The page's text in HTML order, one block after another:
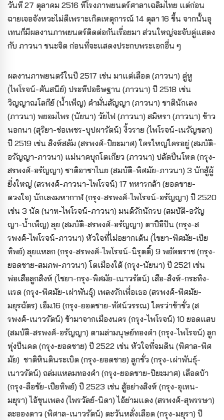
วันที่ 27 ตุลาคม 2516 ที่โรงภาพยนตร์ศาลาเฉลิมไทย แต่ก่อน
ฉายเจอจังหวะไม่ดีเพราะเกิดเหตุการณ์ 14 ตุลา 16 ขึ้น จากนั้นอุ
เทนก็มีผลงานภาพยนตร์ติดต่อกันเรื่อยมา ส่วนใหญ่จะจับคู่แสดง
กับ ภาวนา ชนะจิต ก่อนที่จะแสดงประกบพระเอกอื่น ๆ
ผลงานภาพยนตร์ในปี 2517 เช่น มาแต่เลือด (ภาวนา) คู่หู
(ไพโรจน์-ศันสนีย์) ประทีปอธิษฐาน (ภาวนา) ปี 2518 เช่น
วิญญาณโลกีย์ (น้ำเพ็ญ) คำมั่นสัญญา (ภาวนา) ชาตินักเลง
(ภาวนา) พยอมไพร (นัยนา) วัยไฟ (ภาวนา) สมิหรา (ภาวนา) ข้าว
นอกนา (สุริยา-ช่อเพชร-บุปผารัตน์) งิ้วราย (ไพโรจน์-เนรัญชลา)
ปี 2519 เช่น สิงห์สลัม (สรพงศ์-ปิยะมาศ) ใครใหญ่ใครอยู่ (สมบัติ-
อรัญญา-ภาวนา) แม่นาคบุกโตเกียว (ภาวนา) ปลัดปืนโหด (กรุง-
สรพงศ์-อรัญญา) ชาติอาชาไนย (สมบัติ-พิศมัย-ภาวนา) 3 นักสู้ผู้
ยิ่งใหญ่ (สรพงศ์-ภาวนา-ไพโรจน์) 17 ทหารกล้า (ยอดชาย-
ดวงใจ) นักเลงมหากาฬ (กรุง-สรพงศ์-ไพโรจน์-อรัญญา) ปี 2520
เช่น 3 นัด (นาท-ไพโรจน์-ภาวนา) มนต์รักนักรบ (สมบัติ-อรัญ
ญา-น้ำเพ็ญ) ลุย (สมบัติ-สรพงศ์-อรัญญา) ตาปีอีปัน (กรุง-ส
รพงศ์-ไพโรจน์-ภาวนา) หัวใจที่ไม่อยากเต้น (ไชยา-พิศมัย-เปีย
ทิพย์) ลุยแหลก (กรุง-สรพงศ์-ไพโรจน์-นิรุตติ์) 9 พยัคฆราช (กรุง-
ยอดชาย-สมภพ-ภาวนา) โตเมืองใต้ (กรุง-นัยนา) ปี 2521 เช่น
พ่อเสือลูกสิงห์ (ไชยา-กรุง-พิศมัย-เนาวรัตน์) เสือ-สิงห์-กระทิง-
แรด (กรุง-พิศมัย-เผ่าพันธุ์) เพลงรักเพื่อเธอ (สรพงศ์-พิศมัย-
มยุรฉัตร) เอ็ม.16 (กรุง-ยอดชาย-ทัศน์วรรณ) ใครว่าข้าชั่ว (ส
รพงศ์-เนาวรัตน์) ข้ามาจากเมืองนคร (กรุง-ไพโรจน์) 10 ยอดแสบ
(สมบัติ-สรพงศ์-อรัญญา) ตามล่ามนุษย์ทองคำ (กรุง-ไพโรจน์) ลูก
ทุ่งปืนคด (กรุง-ยอดชาย) ปี 2522 เช่น หัวใจที่จมดิน (พิศาล-พิศ
มัย) ชาติหินดินระเบิด (กรุง-ยอดชาย) ลูกชั่ว (กรุง-เผ่าพันธุ์-
เนาวรัตน์) ถล่มแหลมทองคำ (กรุง-ยอดชาย-ปิยะมาศ) เลือดบ้า
(กรุง-ลือชัย-เปียทิพย์) ปี 2523 เช่น สู้อย่างสิงห์ (กรุง-อุเทน-
มยุรา) ไอ้ขุนเพลง (ไพรวัลย์-นิดา) ไอ้ย่ามแดง (สรพงศ์-สุพรรษา)
ละอองดาว (พิศาล-เนาวรัตน์) ตะวันหลั่งเลือด (กรุง-มยุรา) ปี